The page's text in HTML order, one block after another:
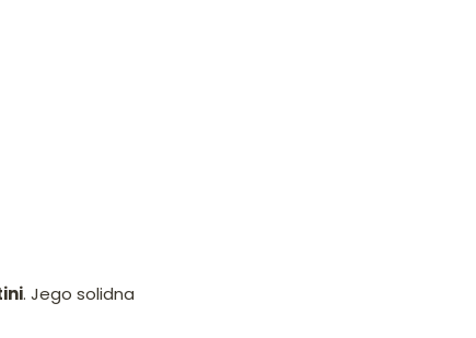
. Jego solidna